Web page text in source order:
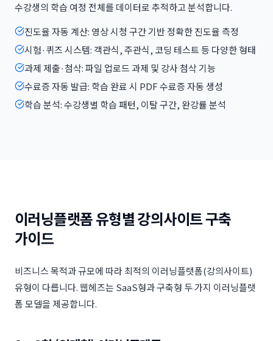
수강생의 학습 여정 전체를 데이터로 추적하고 분석합니다.
진도율 자동 계산: 영상 시청 구간 기반 정확한 진도율 측정
시험·퀴즈 시스템: 객관식, 주관식, 코딩 테스트 등 다양한 형태
과제 제출·첨삭: 파일 업로드 과제 및 강사 첨삭 기능
수료증 자동 발급: 학습 완료 시 PDF 수료증 자동 생성
학습 분석: 수강생별 학습 패턴, 이탈 구간, 완강률 분석
이러닝플랫폼 유형별 강의사이트 구축
가이드
비즈니스 목적과 규모에 따라 최적의 이러닝플랫폼(강의사이트)
유형이 다릅니다. 웹헤즈는 SaaS형과 구축형 두 가지 이러닝플랫
폼 모델을 제공합니다.